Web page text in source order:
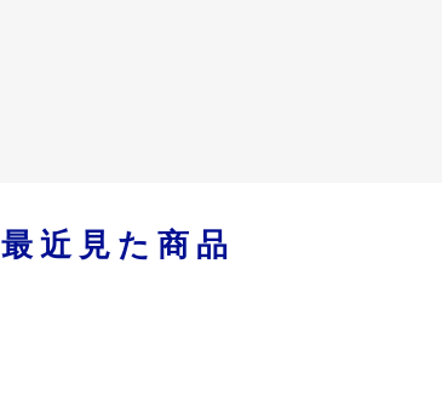
最近見た商品